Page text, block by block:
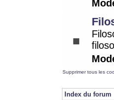
Supprimer tous les
Index du forum